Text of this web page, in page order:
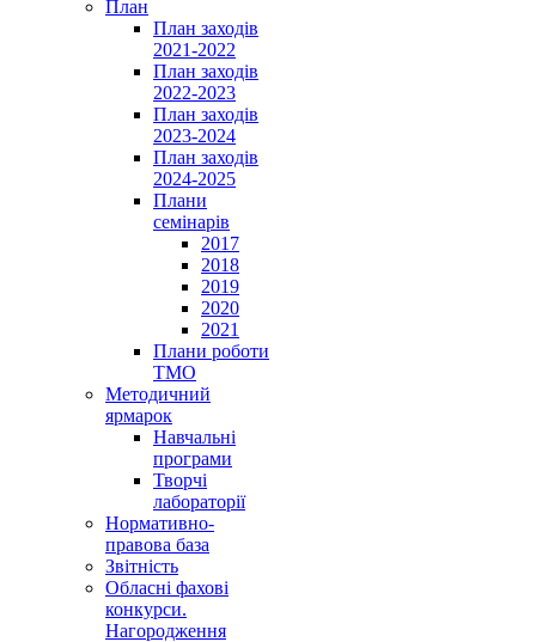
План
План заходів
2021-2022
План заходів
2022-2023
План заходів
2023-2024
План заходів
2024-2025
Плани
семінарів
2017
2018
2019
2020
2021
Плани роботи
ТМО
Методичний
ярмарок
Навчальні
програми
Творчі
лабораторії
Нормативно-
правова база
Звітність
Обласні фахові
конкурси.
Нагородження